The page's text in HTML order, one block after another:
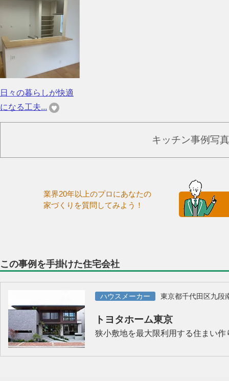
日々の暮らしが快適
になる工夫...
キッチン事例写
業界20年以上のプロにあなたの
家づくりを質問してみよう！
この事例を手掛けた住宅会社
ハウスメーカー 東京都千代田区九段
トヨタホーム東京
狭小敷地を最大限利用する住まい作